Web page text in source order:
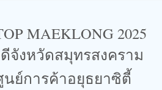
MAEKLONG 2025
จังหวัดสมุทรสงคราม
นย์การค้าอยุธยาซิตี้